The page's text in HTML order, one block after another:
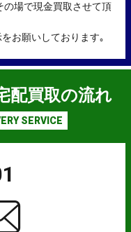
場で現金買取させて頂
お願いしております｡
配買取の流れ
SERVICE